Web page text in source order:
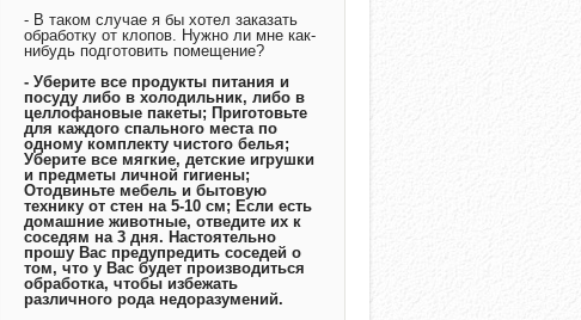
- В таком случае я бы хотел заказать
обработку от клопов. Нужно ли мне как-
нибудь подготовить помещение?
- Уберите все продукты питания и
посуду либо в холодильник, либо в
целлофановые пакеты; Приготовьте
для каждого спального места по
одному комплекту чистого белья;
Уберите все мягкие, детские игрушки
и предметы личной гигиены;
Отодвиньте мебель и бытовую
технику от стен на 5-10 см; Если есть
домашние животные, отведите их к
соседям на 3 дня. Настоятельно
прошу Вас предупредить соседей о
том, что у Вас будет производиться
обработка, чтобы избежать
различного рода недоразумений.